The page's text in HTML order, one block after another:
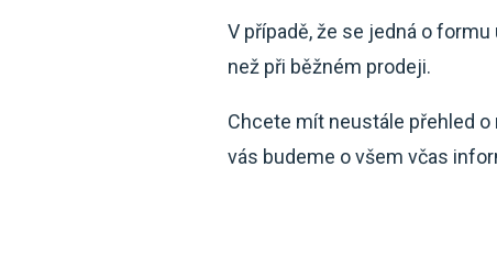
V případě, že se jedná o formu
než při běžném prodeji.
Chcete mít neustále přehled
vás budeme o všem včas